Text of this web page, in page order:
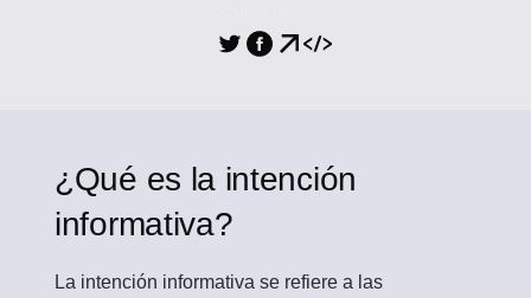
¿Qué es la intención
informativa?
La intención informativa se refiere a las